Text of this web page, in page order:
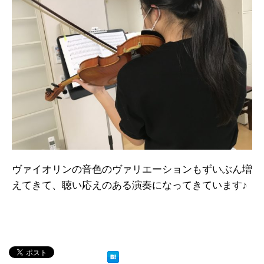
ヴァイオリンの音色のヴァリエーションもずいぶん増
えてきて、聴い応えのある演奏になってきています♪